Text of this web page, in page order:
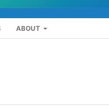
ABOUT